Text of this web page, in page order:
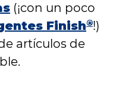
(¡con un poco
Finish®!)
artículos de